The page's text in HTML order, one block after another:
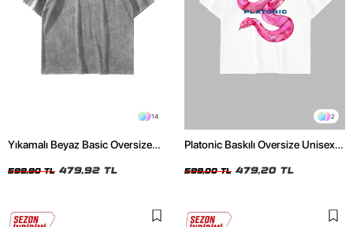
14
Yıkamalı Beyaz Basic Oversize
599,90 TL 479,92 TL
2
Platonic Baskılı Oversize Unisex
599,00 TL 479,20 TL